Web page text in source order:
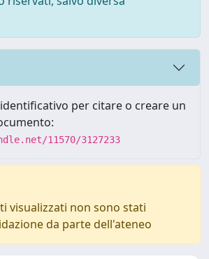
per citare o creare un
11570/3127233
visualizzati non sono stati
da parte dell'ateneo